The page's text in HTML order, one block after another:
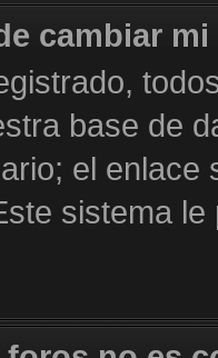
cambiar
base de
el
sistema